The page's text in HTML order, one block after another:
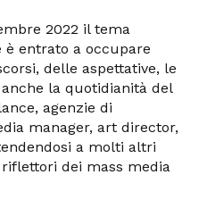
2022 il tema
è entrato a occupare
delle aspettative, le
la quotidianità del
agenzie di
manager, art director,
a molti altri
dei mass media